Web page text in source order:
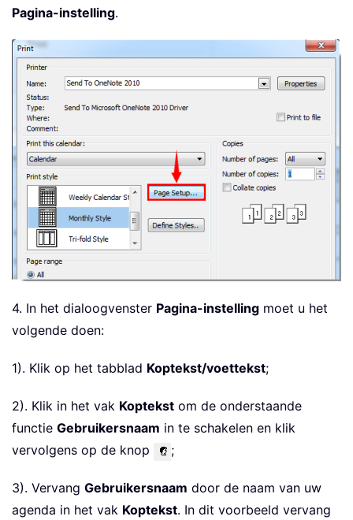
Pagina-instelling.
4. In het dialoogvenster Pagina-instelling moet u het
volgende doen:
1). Klik op het tabblad Koptekst/voettekst;
2). Klik in het vak Koptekst om de onderstaande
functie Gebruikersnaam in te schakelen en klik
vervolgens op de knop
;
3). Vervang Gebruikersnaam door de naam van uw
agenda in het vak Koptekst. In dit voorbeeld vervang